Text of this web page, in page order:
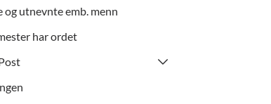
og utnevnte emb. menn
har ordet